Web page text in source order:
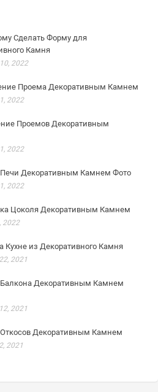
Сделать Форму для
Камня
2022
Проема Декоративным Камнем
2022
Проемов Декоративным
2022
Декоративным Камнем Фото
2022
Цоколя Декоративным Камнем
2022
Кухне из Декоративного Камня
2021
Декоративным Камнем
2021
Декоративным Камнем
2021